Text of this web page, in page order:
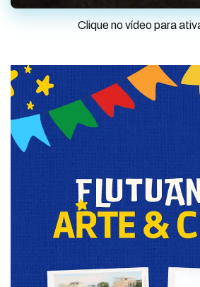
Clique no vídeo para